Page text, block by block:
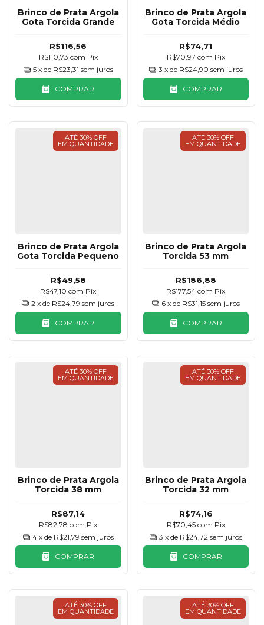
Brinco de Prata Argola
Gota Torcida Grande
R$116,56
R$110,73 com Pix
5 x de R$23,31 sem juros
COMPRAR
Brinco de Prata Argola
Gota Torcida Médio
R$74,71
R$70,97 com Pix
3 x de R$24,90 sem juros
COMPRAR
ATÉ 30% OFF
EM QUANTIDADE
Brinco de Prata Argola
Gota Torcida Pequeno
R$49,58
R$47,10com Pix
2 x de R$24,79 sem juros
COMPRAR
ATÉ 30% OFF
EM QUANTIDADE
Brinco de Prata Argola
Torcida 53 mm
R$186,88
R$177,54com Pix
6 x de R$31,15 sem juros
COMPRAR
ATÉ 30% OFF
EM QUANTIDADE
Brinco de Prata Argola
Torcida 38 mm
R$87,14
R$82,78com Pix
4 x de R$21,79 sem juros
COMPRAR
ATÉ 30% OFF
EM QUANTIDADE
Brinco de Prata Argola
Torcida 32 mm
R$74,16
R$70,45 com Pix
3 x de R$24,72 sem juros
COMPRAR
ATÉ 30% OFF
EM QUANTIDADE
ATÉ 30% OFF
EM QUANTIDADE